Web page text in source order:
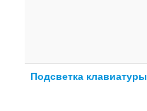
Подсветка клавиатуры